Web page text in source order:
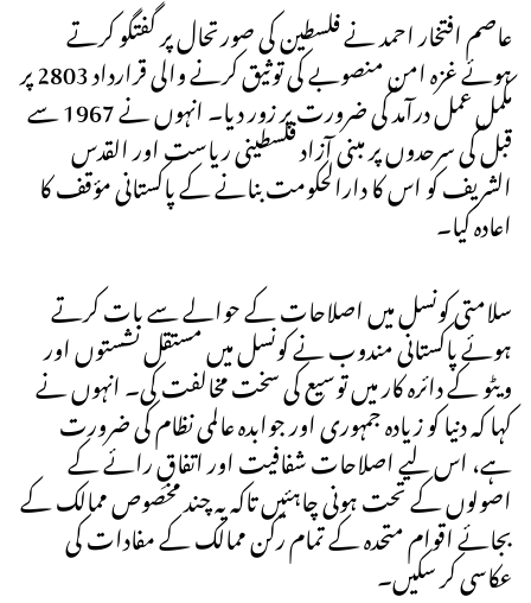
عاصم افتخار احمد نے فلسطین کی صورتحال پر گفتگو کرتے
ہوئے غزہ امن منصوبے کی توثیق کرنے والی قرارداد 2803 پر
مکمل عمل درآمد کی ضرورت پر زور دیا۔ انہوں نے 1967 سے
قبل کی سرحدوں پر مبنی آزاد فلسطینی ریاست اور القدس
الشریف کو اس کا دارالحکومت بنانے کے پاکستانی مؤقف کا
اعادہ کیا۔
سلامتی کونسل میں اصلاحات کے حوالے سے بات کرتے
ہوئے پاکستانی مندوب نے کونسل میں مستقل نشستوں اور
ویٹو کے دائرہ کار میں توسیع کی سخت مخالفت کی۔ انہوں نے
کہا کہ دنیا کو زیادہ جمہوری اور جوابدہ عالمی نظام کی ضرورت
ہے، اس لیے اصلاحات شفافیت اور اتفاقِ رائے کے
اصولوں کے تحت ہونی چاہئیں تاکہ یہ چند مخصوص ممالک کے
بجائے اقوام متحدہ کے تمام رکن ممالک کے مفادات کی
عکاسی کر سکیں۔